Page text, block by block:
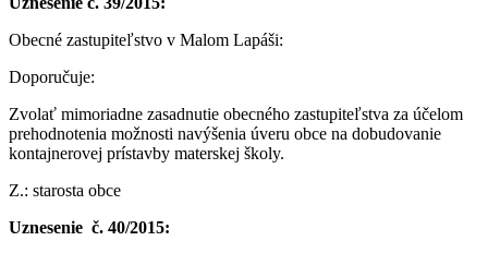
Obecné zastupiteľstvo v Malom Lapáši:
Doporučuje:
Zvolať mimoriadne zasadnutie obecného zastupiteľstva za účelom
prehodnotenia možnosti navýšenia úveru obce na dobudovanie
kontajnerovej prístavby materskej školy.
Z.: starosta obce
Uznesenie č. 40/2015: